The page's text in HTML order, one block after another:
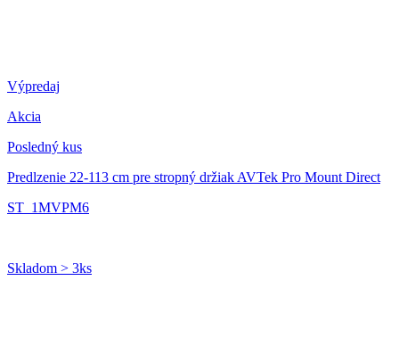
Výpredaj
Akcia
Posledný kus
Predlzenie 22-113 cm pre stropný držiak AVTek Pro Mount Direct
ST_1MVPM6
Skladom > 3ks